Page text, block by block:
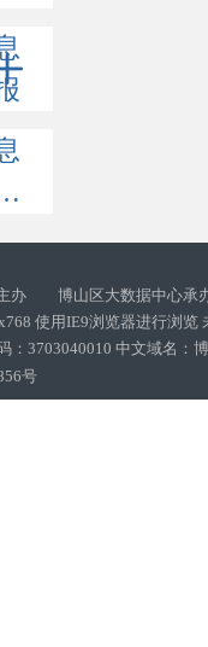
主办 博山区大数据中心承
使用IE9浏览器进行浏览
：3703040010 中文域名：
号